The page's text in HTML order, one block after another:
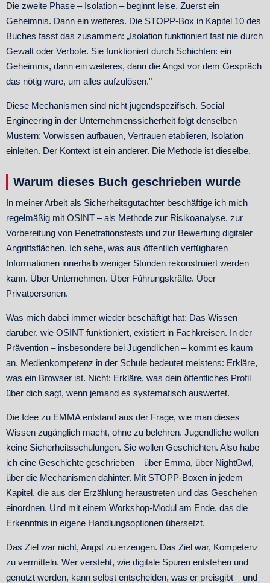
Die zweite Phase – Isolation – beginnt leise. Zuerst ein
Geheimnis. Dann ein weiteres. Die STOPP-Box in Kapitel 10 des
Buches fasst das zusammen: „Isolation funktioniert fast nie durch
Gewalt oder Verbote. Sie funktioniert durch Schichten: ein
Geheimnis, dann ein weiteres, dann die Angst vor dem Gespräch
das nötig wäre, um alles aufzulösen."
Diese Mechanismen sind nicht jugendspezifisch. Social
Engineering in der Unternehmenssicherheit folgt denselben
Mustern: Vorwissen aufbauen, Vertrauen etablieren, Isolation
einleiten. Der Kontext ist ein anderer. Die Methode ist dieselbe.
Warum dieses Buch geschrieben wurde
In meiner Arbeit als Sicherheitsgutachter beschäftige ich mich
regelmäßig mit OSINT – als Methode zur Risikoanalyse, zur
Vorbereitung von Penetrationstests und zur Bewertung digitaler
Angriffsflächen. Ich sehe, was aus öffentlich verfügbaren
Informationen innerhalb weniger Stunden rekonstruiert werden
kann. Über Unternehmen. Über Führungskräfte. Über
Privatpersonen.
Was mich dabei immer wieder beschäftigt hat: Das Wissen
darüber, wie OSINT funktioniert, existiert in Fachkreisen. In der
Prävention – insbesondere bei Jugendlichen – kommt es kaum
an. Medienkompetenz in der Schule bedeutet meistens: Erkläre,
was ein Browser ist. Nicht: Erkläre, was dein öffentliches Profil
über dich sagt, wenn jemand es systematisch auswertet.
Die Idee zu EMMA entstand aus der Frage, wie man dieses
Wissen zugänglich macht, ohne zu belehren. Jugendliche wollen
keine Sicherheitsschulungen. Sie wollen Geschichten. Also habe
ich eine Geschichte geschrieben – über Emma, über NightOwl,
über die Mechanismen dahinter. Mit STOPP-Boxen in jedem
Kapitel, die aus der Erzählung heraustreten und das Geschehen
einordnen. Und mit einem Workshop-Modul am Ende, das die
Erkenntnis in eigene Handlungsoptionen übersetzt.
Das Ziel war nicht, Angst zu erzeugen. Das Ziel war, Kompetenz
zu vermitteln. Wer versteht, wie digitale Spuren entstehen und
genutzt werden, kann selbst entscheiden, was er preisgibt – und